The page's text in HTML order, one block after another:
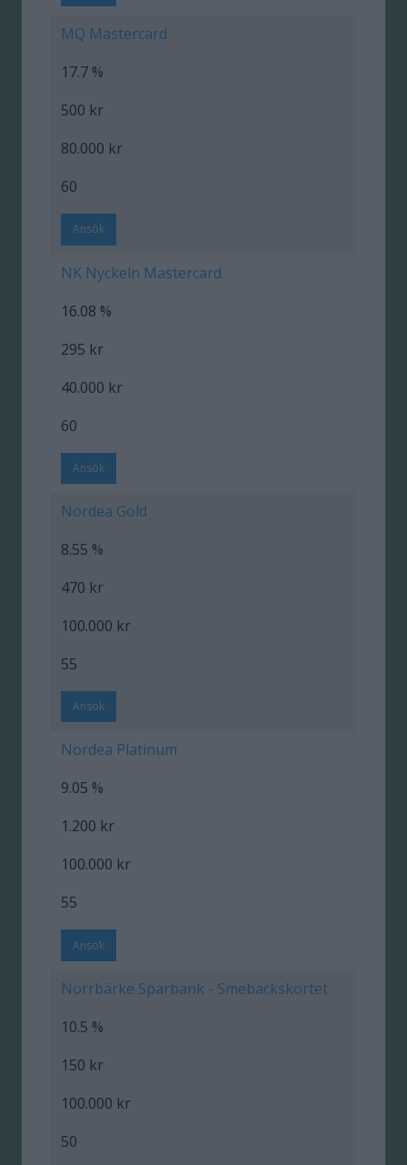
MQ Mastercard
17.7 %
500 kr
80.000 kr
60
Ansök
NK Nyckeln Mastercard
16.08 %
295 kr
40.000 kr
60
Ansök
Nordea Gold
8.55 %
470 kr
100.000 kr
55
Ansök
Nordea Platinum
9.05 %
1.200 kr
100.000 kr
55
Ansök
Norrbärke Sparbank - Smebackskortet
10.5 %
150 kr
100.000 kr
50